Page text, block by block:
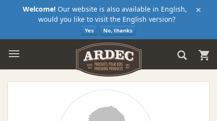
×
Welcome! Our website is also available in English,
would you like to visit the English version?
Yes No, thanks